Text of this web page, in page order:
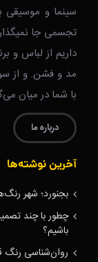
سینما و موسیقی
تجسمی جا
داریم از لباس و
مد و فشن. و از
با شما در میان
درباره ما
آخرین نوشته‌ها
بجنورد؛ شهر
چطور با چند
باشیم؟
روان‌شناسی رنگ